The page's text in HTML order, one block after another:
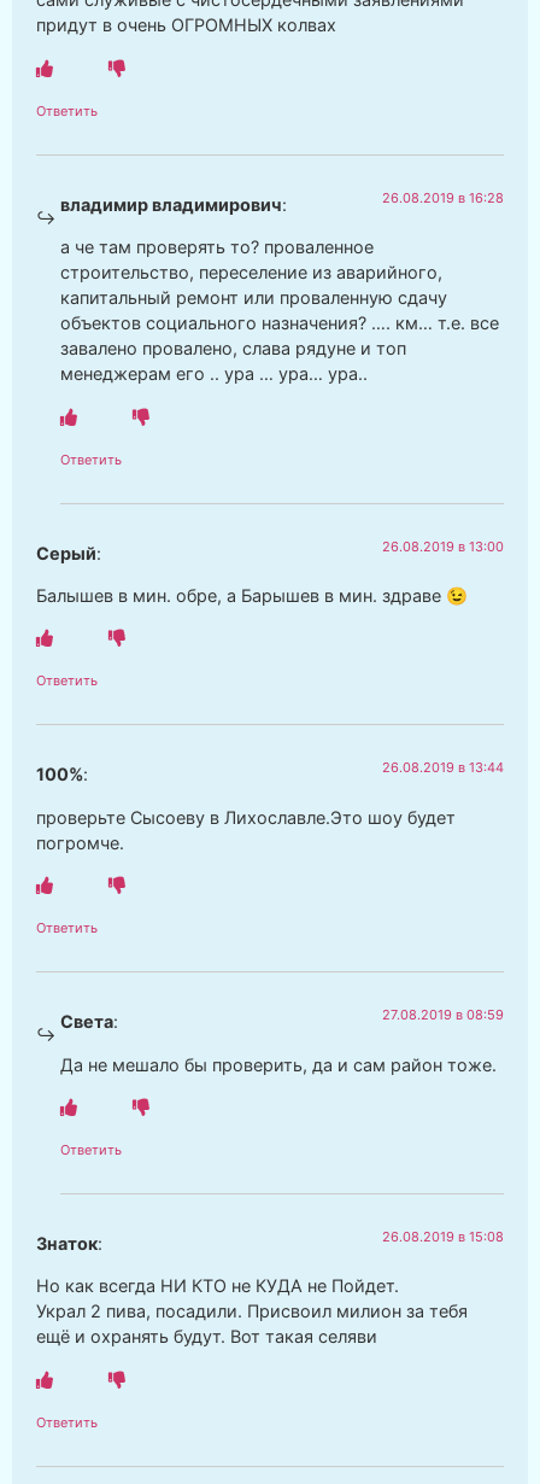
придут в очень ОГРОМНЫХ колвах
Ответить
владимир владимирович: 26.08.2019 в 16:28
а че там проверять то? проваленное
строительство, переселение из аварийного,
капитальный ремонт или проваленную сдачу
объектов социального назначения? …. км… т.е. все
завалено провалено, слава рядуне и топ
менеджерам его .. ура … ура… ура..
Ответить
Серый: 26.08.2019 в 13:00
Балышев в мин. обре, а Барышев в мин. здраве 😉
Ответить
100%: 26.08.2019 в 13:44
проверьте Сысоеву в Лихославле.Это шоу будет
погромче.
Ответить
Света: 27.08.2019 в 08:59
Да не мешало бы проверить, да и сам район тоже.
Ответить
Знаток: 26.08.2019 в 15:08
Но как всегда НИ КТО не КУДА не Пойдет.
Украл 2 пива, посадили. Присвоил милион за тебя
ещё и охранять будут. Вот такая селяви
Ответить